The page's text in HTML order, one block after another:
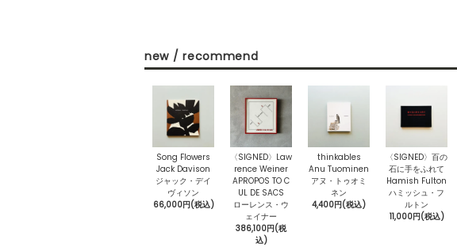
new / recommend
Song Flowers
Jack Davison
ジャック・デイ
ヴィソン
66,000円(税込)
〈SIGNED〉Law
rence Weiner
APROPOS TO C
UL DE SACS
ローレンス・ウ
ェイナー
386,100円(税
込)
thinkables
Anu Tuominen
アヌ・トゥオミ
ネン
4,400円(税込)
〈SIGNED〉百の
石に手をふれて
Hamish Fulton
ハミッシュ・フ
ルトン
11,000円(税込)